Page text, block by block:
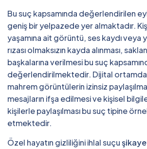
Bu suç kapsamında değerlendirilen
geniş bir yelpazede yer almaktadır.
yaşamına ait görüntü, ses kaydı veya
rızası olmaksızın kayda alınması,
başkalarına verilmesi bu suç
değerlendirilmektedir. Dijital
mahrem görüntülerin izinsiz
mesajların ifşa edilmesi ve kişisel
kişilerle paylaşılması bu suç tipine
etmektedir.
Özel hayatın gizliliğini ihlal suçu